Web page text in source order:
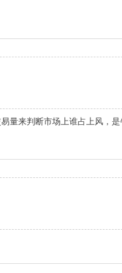
量来判断市场上谁占上风，